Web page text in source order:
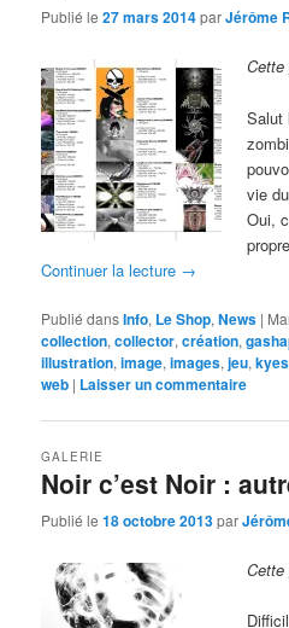
Publié le27 mars 2014parJérôme
Salut
vie
Oui,
Continuer la lecture →
Publié dansInfo, Le Shop,News |
collection,collector,création,
illustration,image,images,jeu,
web | Laisser un commentaire
Noir c’est Noir :
GALERIE
Publié le18 octobre 2013par
Cette